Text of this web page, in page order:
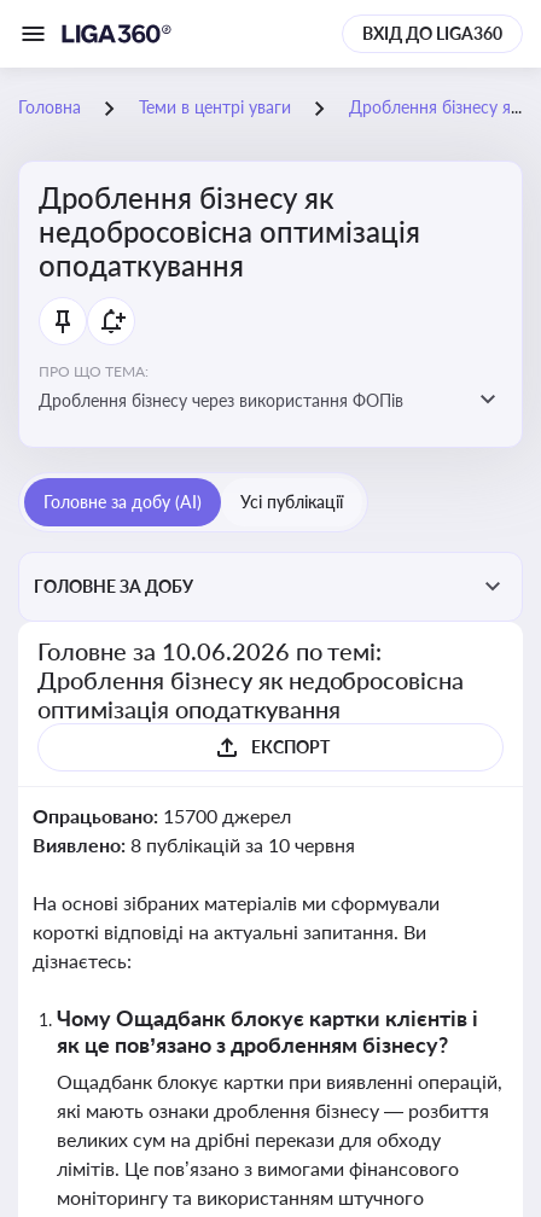
ВХІД ДО LIGA360
Головна Теми в центрі уваги Дроблення бізнесу як недобросовісна оптимізація оподаткування
Дроблення бізнесу як
недобросовісна оптимізація
оподаткування
ПРО ЩО ТЕМА:
Дроблення бізнесу через використання ФОПів
Головне за добу (AI) Усі публікації
ГОЛОВНЕ ЗА ДОБУ
Головне за 10.06.2026 по темі:
Дроблення бізнесу як недобросовісна
оптимізація оподаткування
ЕКСПОРТ
Опрацьовано: 15700 джерел
Виявлено: 8 публікацій за 10 червня
На основі зібраних матеріалів ми сформували
короткі відповіді на актуальні запитання. Ви
дізнаєтесь:
Чому Ощадбанк блокує картки клієнтів і
як це пов’язано з дробленням бізнесу?
Ощадбанк блокує картки при виявленні операцій,
які мають ознаки дроблення бізнесу — розбиття
великих сум на дрібні перекази для обходу
лімітів. Це пов’язано з вимогами фінансового
моніторингу та використанням штучного